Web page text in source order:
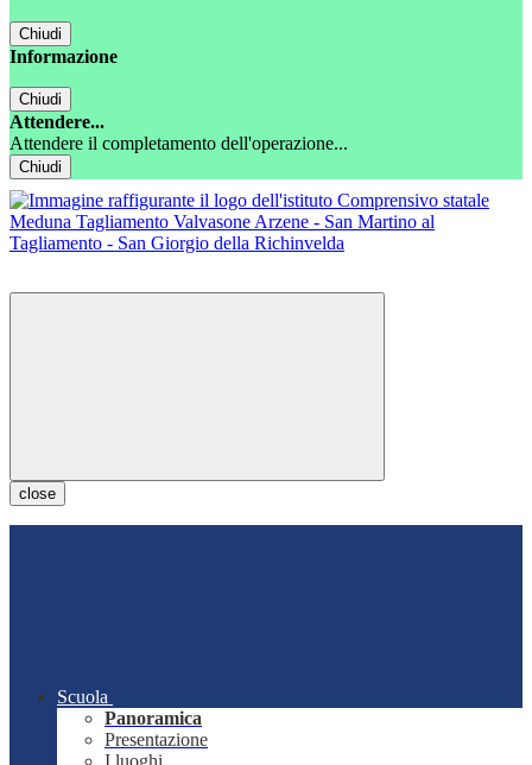
Chiudi
Informazione
Chiudi
Attendere...
Attendere il completamento dell'operazione...
Chiudi
close
Scuola
Panoramica
Presentazione